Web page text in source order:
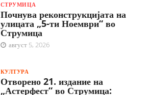
СТРУМИЦА
Почнува реконструкцијата на
улицата „5-ти Ноември“ во
Струмица
август 5, 2026
КУЛТУРА
Отворено 21. издание на
„Астерфест“ во Струмица: